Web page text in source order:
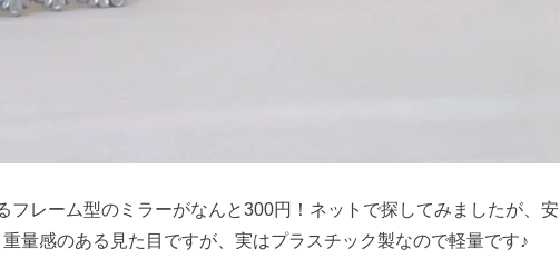
フレーム型のミラーがなんと300円！ネットで探してみましたが、安
量感のある見た目ですが、実はプラスチック製なので軽量です♪